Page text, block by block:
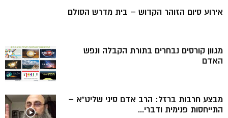
אירוע סיום הזוהר הקדוש – בית מדרש הסולם
מגוון קורסים נבחרים בתורת הקבלה ונפש
האדם
מבצע חרבות ברזל: הרב אדם סיני שליט”א –
התייחסות פנימית ודברי...